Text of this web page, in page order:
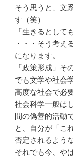
そう思うと、文
す（笑）
「生きるとして
・・・そう考え
になります。
「政策形成」そ
でも文学や社会
高度な社会で必
社会科学一般は
間の偽善的活動
と、自分が「こ
否定されるよう
それでも今、や